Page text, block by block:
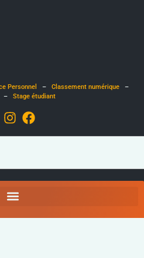
Personnel – Classement numérique –
– Stage étudiant